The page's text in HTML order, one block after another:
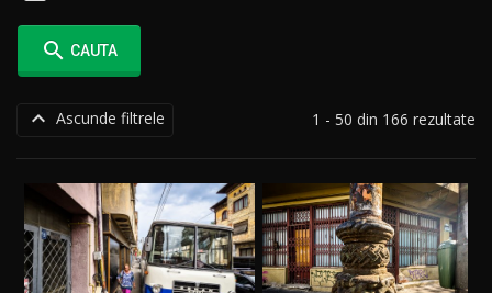
 CAUTA
 Ascunde filtrele 1 - 50 din 166 rezultate